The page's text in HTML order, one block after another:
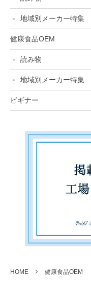
地域別メーカー特集
健康食品OEM
読み物
地域別メーカー特集
ビギナー
HOME 健康食品OEM